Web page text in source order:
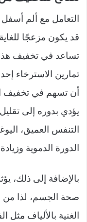
التعامل مع ألم
قد يكون مزعجًا
تساعد في تخفيف
تمارين الاسترخاء
أن تسهم في تخفيف
يؤدي بدوره إلى
التنفس العميق،
الدورة الدموية
بالإضافة إلى ذلك،
صحة الجسم، لذا من
الغنية بالألياف